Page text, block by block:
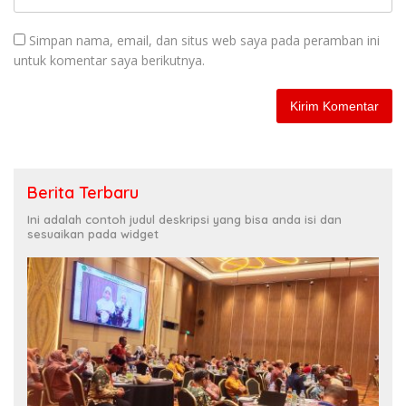
Simpan nama, email, dan situs web saya pada peramban ini
untuk komentar saya berikutnya.
Berita Terbaru
Ini adalah contoh judul deskripsi yang bisa anda isi dan
sesuaikan pada widget